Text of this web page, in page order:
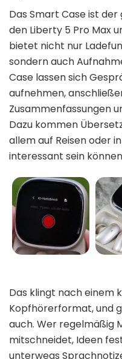
Das Smart Case ist
den Liberty 5 Pro Max
bietet nicht nur
sondern auch
Case lassen sich
aufnehmen,
Zusammenfassungen
Dazu kommen
allem auf Reisen oder
interessant sein
Das klingt nach einem
Kopfhörerformat, und
auch. Wer regelmäßig
mitschneidet, Ideen
unterwegs